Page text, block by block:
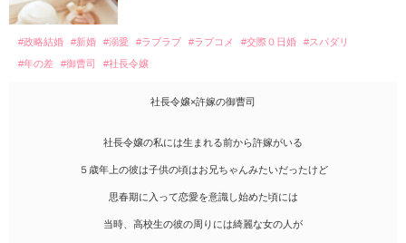
#政略結婚 #新婚 #溺愛 #ラブラブ #ラブコメ #交際０日婚
#スパダリ
#年の差
#御曹司 #社長令嬢
社長令嬢×許嫁の御曹司
社長令嬢の私には生まれる前から許嫁がいる
５歳年上の彼は子供の頃はお兄ちゃんみたいだったけど
思春期に入って恋愛を意識し始めた頃には
当時、高校生の彼の周りには綺麗な女の人が